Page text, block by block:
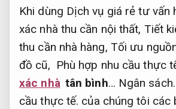
Khi dùng Dịch vụ giá rẻ tư vấn
xác nhà thu cần nội thất, Tiết
thu cần nhà hàng, Tối ưu
đồ cũ, Phù hợp nhu cầu thực
xác nhà tân bình… Ngân sách.
cầu thực tế. của chúng tôi các